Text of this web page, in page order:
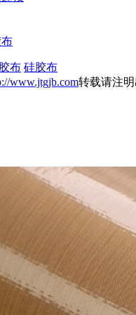
布 硅胶布
www.jtgjb.com转载请注